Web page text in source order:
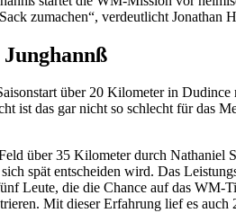
zumachen“, verdeutlicht Jonathan
über 20 Kilometer in
ist das gar nicht so schlecht für das
über 35 Kilometer durch
spät entscheiden wird. Das
Leute, die die Chance auf das WM-
Mit dieser Erfahrung lief es